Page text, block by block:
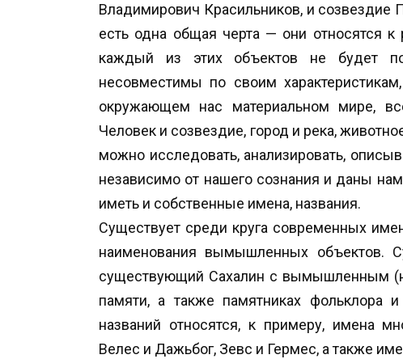
Владимирович Красильников, и созвездие
есть одна общая черта — они относятся
каждый из этих объектов не будет
несовместимы по своим
окружающем нас материальном мире,
Человек и созвездие, город и река,
можно исследовать, анализировать,
независимо от нашего сознания и даны
иметь и собственные имена, названия.
Существует среди круга современных
наименования вымышленных объектов.
существующий Сахалин с вымышленным
памяти, а также памятниках фольклора
названий относятся, к примеру, имена
Велес и Дажьбог, Зевс и Гермес, а также